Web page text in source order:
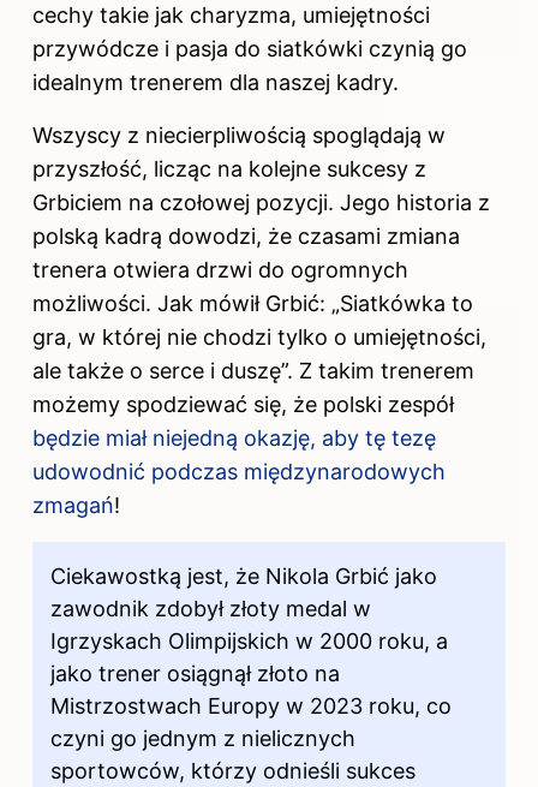
cechy takie jak charyzma, umiejętności
przywódcze i pasja do siatkówki czynią go
idealnym trenerem dla naszej kadry.
Wszyscy z niecierpliwością spoglądają w
przyszłość, licząc na kolejne sukcesy z
Grbiciem na czołowej pozycji. Jego historia z
polską kadrą dowodzi, że czasami zmiana
trenera otwiera drzwi do ogromnych
możliwości. Jak mówił Grbić: „Siatkówka to
gra, w której nie chodzi tylko o umiejętności,
ale także o serce i duszę”. Z takim trenerem
możemy spodziewać się, że polski zespół
będzie miał niejedną okazję, aby tę tezę
udowodnić podczas międzynarodowych
zmagań!
Ciekawostką jest, że Nikola Grbić jako
zawodnik zdobył złoty medal w
Igrzyskach Olimpijskich w 2000 roku, a
jako trener osiągnął złoto na
Mistrzostwach Europy w 2023 roku, co
czyni go jednym z nielicznych
sportowców, którzy odnieśli sukces